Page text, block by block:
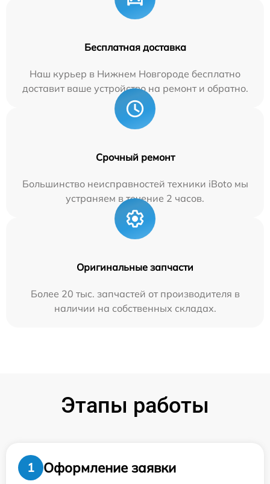
Бесплатная доставка
Наш курьер в Нижнем Новгороде бесплатно
доставит ваше устройство на ремонт и обратно.
Срочный ремонт
Большинство неисправностей техники iBoto мы
устраняем в течение 2 часов.
Оригинальные запчасти
Более 20 тыс. запчастей от производителя в
наличии на собственных складах.
Этапы работы
1 Оформление заявки